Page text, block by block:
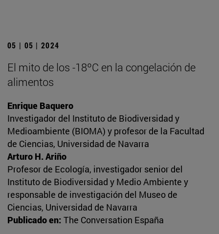
05 | 05 | 2024
El mito de los -18ºC en la congelación de
alimentos
Enrique Baquero
Investigador del Instituto de Biodiversidad y
Medioambiente (BIOMA) y profesor de la Facultad
de Ciencias, Universidad de Navarra
Arturo H. Ariño
Profesor de Ecología, investigador senior del
Instituto de Biodiversidad y Medio Ambiente y
responsable de investigación del Museo de
Ciencias, Universidad de Navarra
Publicado en: The Conversation España